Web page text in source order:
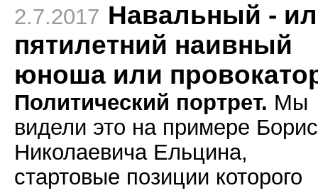
2.7.2017 Навальный -
пятилетний наивный
юноша или
Политический портрет. Мы
видели это на примере
Николаевича Ельцина,
стартовые позиции которого